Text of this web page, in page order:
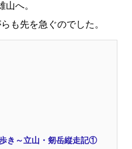
山へ。
も先を急ぐのでした。
き～立山・剱岳縦走記①